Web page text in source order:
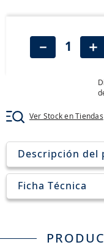
＋
－
Ver Stock en Tiendas
Descripción del
Ficha Técnica
john deere